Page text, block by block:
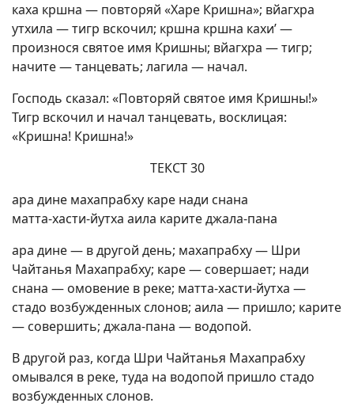
каха кршна — повторяй «Харе Кришна»; вйагхра
утхила — тигр вскочил; кршна кршна кахи’ —
произнося святое имя Кришны; вйагхра — тигр;
начите — танцевать; лагила — начал.
Господь сказал: «Повторяй святое имя Кришны!»
Тигр вскочил и начал танцевать, восклицая:
«Кришна! Кришна!»
ТЕКСТ 30
ара дине махапрабху каре нади снана
матта-хасти-йутха аила карите джала-пана
ара дине — в другой день; махапрабху — Шри
Чайтанья Махапрабху; каре — совершает; нади
снана — омовение в реке; матта-хасти-йутха —
стадо возбужденных слонов; аила — пришло; карите
— совершить; джала-пана — водопой.
В другой раз, когда Шри Чайтанья Махапрабху
омывался в реке, туда на водопой пришло стадо
возбужденных слонов.